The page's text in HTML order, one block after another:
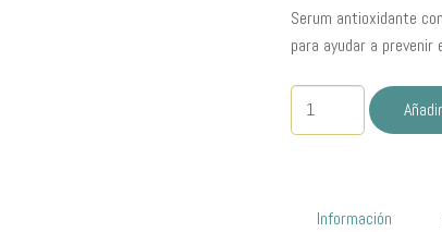
Serum antioxidante
para ayudar a
Phloretin
CF
Información